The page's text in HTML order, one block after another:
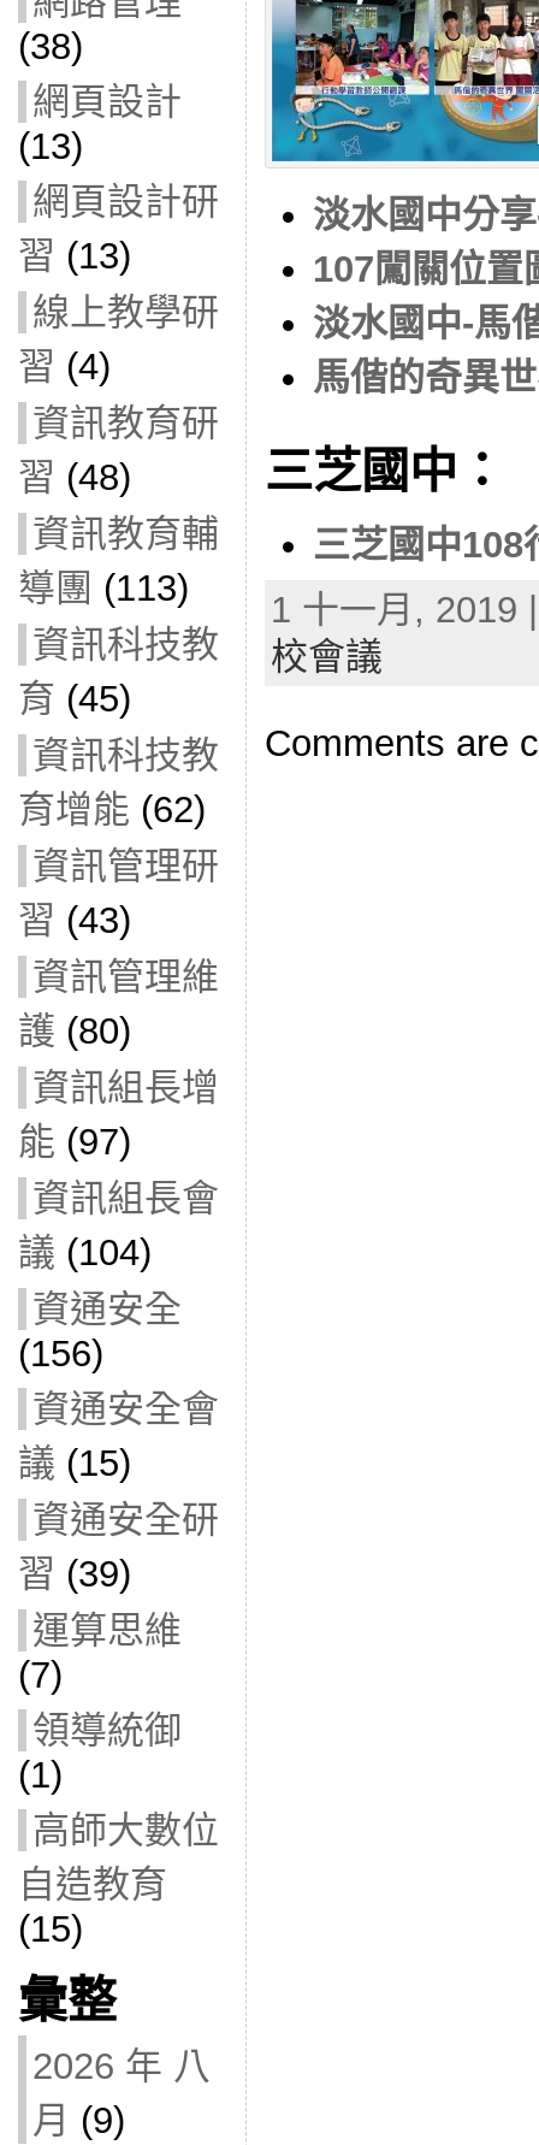
(38)
網頁設計
(13)
網頁設計研
習 (13)
線上教學研
習 (4)
資訊教育研
習 (48)
資訊教育輔
導團 (113)
資訊科技教
育 (45)
資訊科技教
育增能 (62)
資訊管理研
習 (43)
資訊管理維
護 (80)
資訊組長增
能 (97)
資訊組長會
議 (104)
資通安全
(156)
資通安全會
議 (15)
資通安全研
習 (39)
運算思維
(7)
領導統御
(1)
高師大數位
自造教育
(15)
彙整
2026 年 八
月 (9)
淡水國中分
107闖關位置
淡水國中-馬
馬偕的奇異
三芝國中：
三芝國中108
1 十一月, 2019
校會議
Comments are